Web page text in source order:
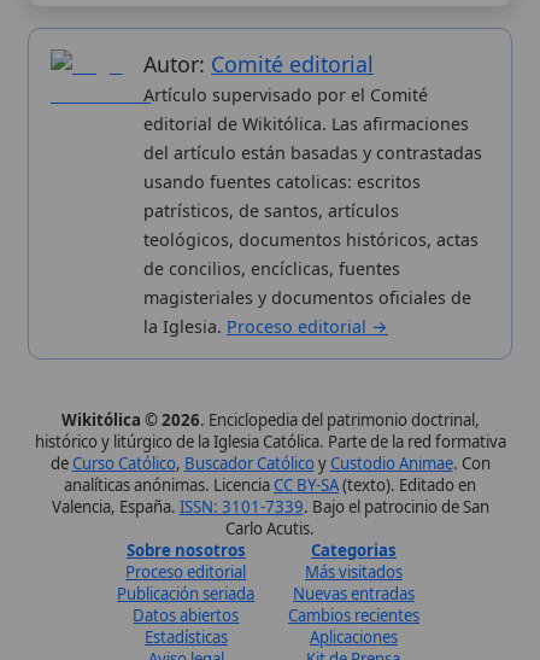
Publicación seriada
Estadísticas
Aviso legal
Política de privacidad
Nuevas entradas
Aplicaciones
Kit de Prensa
Widgets para tu web
✦ SÍGUENOS EN
Canal de WhatsApp
Perfil de Instagram
Síguenos · @wikitolica